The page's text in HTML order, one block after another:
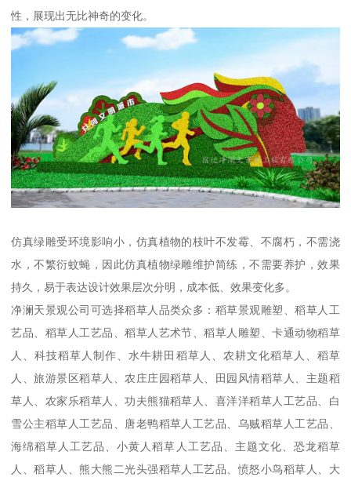
性，展现出无比神奇的变化。
仿真绿雕受环境影响小，仿真植物的枝叶不发霉、不腐朽，不需浇
水，不繁衍蚊蝇，因此仿真植物绿雕维护简练，不需要养护，效果
持久，易于表达设计效果层次分明，成本低、效果变化多。
净澜天景观公司可选择稻草人品类众多：稻草景观雕塑、稻草人工
艺品、稻草人工艺品、稻草人艺术节、稻草人雕塑、卡通动物稻草
人、科技稻草人制作、水牛耕田稻草人、农耕文化稻草人、稻草
人、旅游景区稻草人、农庄庄园稻草人、田园风情稻草人、主题稻
草人、农家乐稻草人、功夫熊猫稻草人、喜洋洋稻草人工艺品、白
雪公主稻草人工艺品、唐老鸭稻草人工艺品、乌贼稻草人工艺品、
海绵稻草人工艺品、小黄人稻草人工艺品、主题文化、恐龙稻草
人、稻草人、熊大熊二光头强稻草人工艺品、愤怒小鸟稻草人、大